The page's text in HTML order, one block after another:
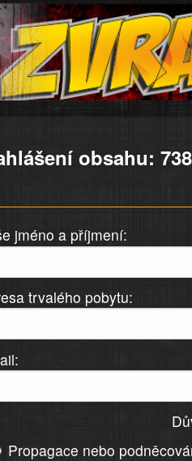
obsahu:
jméno a příjmení:
trvalého pobytu:
Propagace nebo